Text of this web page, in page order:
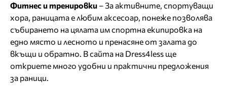
Фитнес и тренировки – За активните, спортуващи
хора, раницата е любим аксесоар, понеже позволява
събирането на цялата им спортна екипировка на
едно място и лесното и пренасяне от залата до
вкъщи и обратно. В сайта на Dress4less ще
откриете много удобни и практични предложения
за раници.